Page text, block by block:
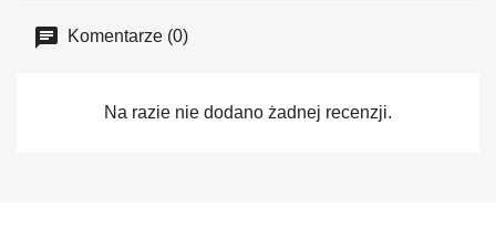
Komentarze (0)
Na razie nie dodano żadnej recenzji.